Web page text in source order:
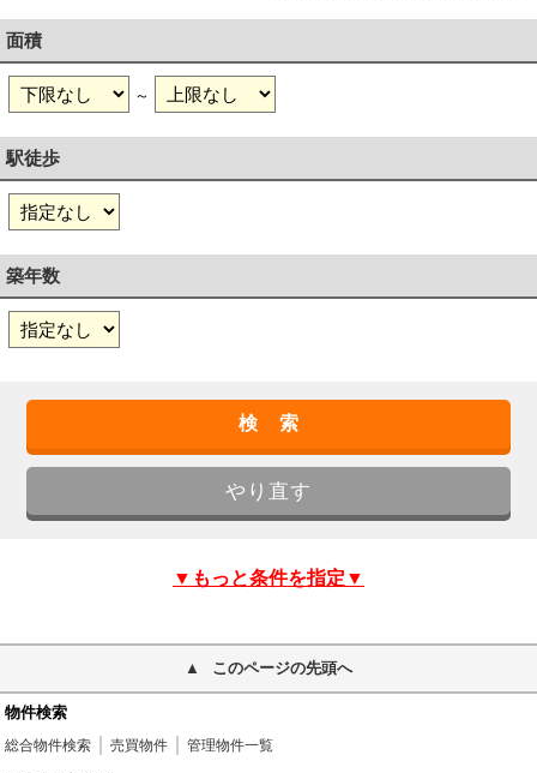
面積
～
駅徒歩
築年数
▼もっと条件を指定▼
このページの先頭へ
物件検索
総合物件検索 売買物件 管理物件一覧